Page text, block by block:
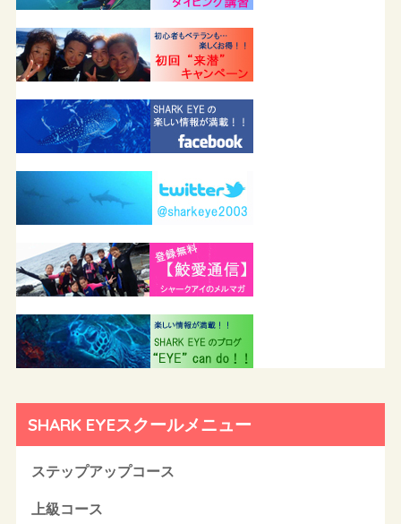
SHARK EYEスクールメニュー
ステップアップコース
上級コース